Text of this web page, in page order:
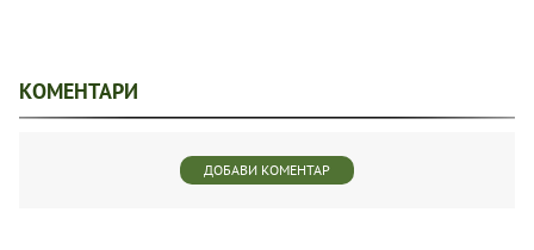
КОМЕНТАРИ
ДОБАВИ КОМЕНТАР